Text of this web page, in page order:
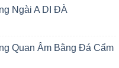
Ngài A DI ĐÀ
Quan Âm Bằng Đá Cẩm